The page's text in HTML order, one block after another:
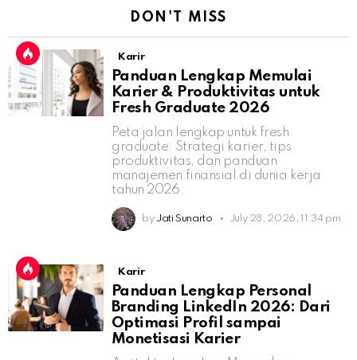
DON'T MISS
Karir
Panduan Lengkap Memulai
Karier & Produktivitas untuk
Fresh Graduate 2026
Peta jalan lengkap untuk fresh
graduate: Strategi karier, tips
produktivitas, dan panduan
manajemen finansial di dunia kerja
tahun 2026.
by Jati Sunarto July 28, 2026, 11:34 pm
Karir
Panduan Lengkap Personal
Branding LinkedIn 2026: Dari
Optimasi Profil sampai
Monetisasi Karier